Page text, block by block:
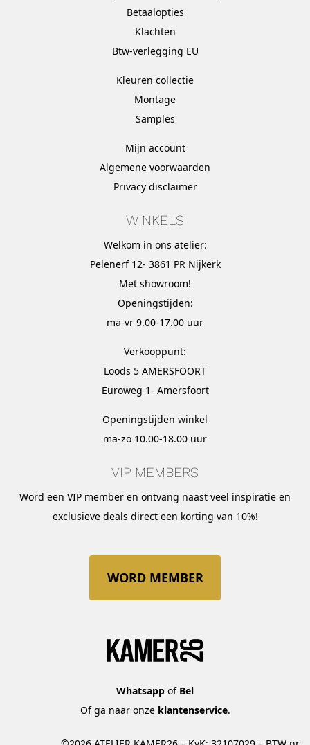
Betaalopties
Klachten
Btw-verlegging EU
Kleuren collectie
Montage
Samples
Mijn account
Algemene voorwaarden
Privacy disclaimer
WINKELS
Welkom in ons atelier:
Pelenerf 12- 3861 PR Nijkerk
Met showroom!
Openingstijden:
ma-vr 9.00-17.00 uur
Verkooppunt:
Loods 5 AMERSFOORT
Euroweg 1- Amersfoort
Openingstijden winkel
ma-zo 10.00-18.00 uur
VIP MEMBERS
Word een VIP member en ontvang naast veel inspiratie en
exclusieve deals direct een korting van 10%!
WORD MEMBER
Whatsapp of Bel
Of ga naar onze klantenservice.